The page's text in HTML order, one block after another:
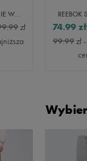
NIKE SPODNIE W NSW TREND WVN MR PANT
zł
74.99 zł
99.99zł